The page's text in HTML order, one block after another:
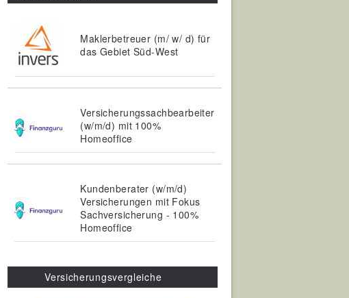
Maklerbetreuer (m/ w/ d) für
das Gebiet Süd-West
Versicherungssachbearbeiter
(w/m/d) mit 100%
Homeoffice
Kundenberater (w/m/d)
Versicherungen mit Fokus
Sachversicherung - 100%
Homeoffice
Versicherungsvergleiche